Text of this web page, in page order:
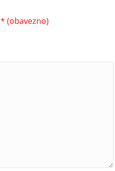
* (obavezno)